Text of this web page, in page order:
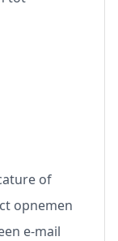
of
opnemen
e-mail